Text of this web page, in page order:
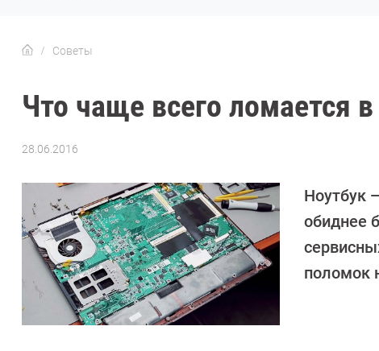
Советы
Что чаще всего ломается в
28.06.2016
Давыдов
Ноутбук
обиднее
поломок